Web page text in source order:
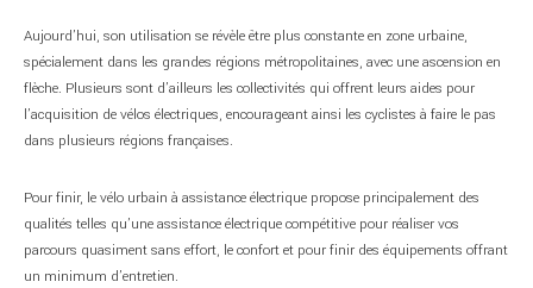
Aujourd’hui, son utilisation se révèle être plus constante en zone urbaine,
spécialement dans les grandes régions métropolitaines, avec une ascension en
flèche. Plusieurs sont d’ailleurs les collectivités qui offrent leurs aides pour
l’acquisition de vélos électriques, encourageant ainsi les cyclistes à faire le pas
dans plusieurs régions françaises.
Pour finir, le vélo urbain à assistance électrique propose principalement des
qualités telles qu’une assistance électrique compétitive pour réaliser vos
parcours quasiment sans effort, le confort et pour finir des équipements offrant
un minimum d’entretien.